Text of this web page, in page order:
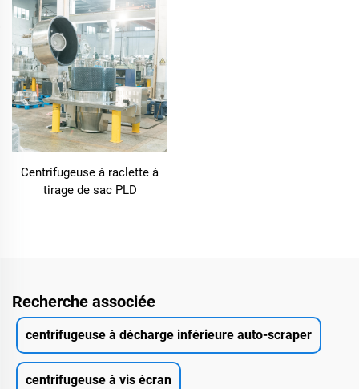
Centrifugeuse à raclette à
tirage de sac PLD
Recherche associée
centrifugeuse à décharge inférieure auto-scraper
centrifugeuse à vis écran